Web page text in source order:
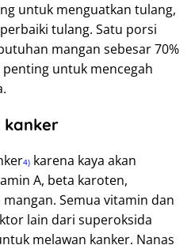
untuk menguatkan tulang,
tulang. Satu porsi
mangan sebesar 70%
untuk mencegah
kanker
4) karena kaya akan
A, beta karoten,
Semua vitamin dan
lain dari superoksida
melawan kanker. Nanas